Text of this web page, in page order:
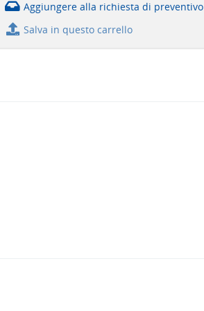
Aggiungere alla richiesta di preventivo
Salva in questo carrello